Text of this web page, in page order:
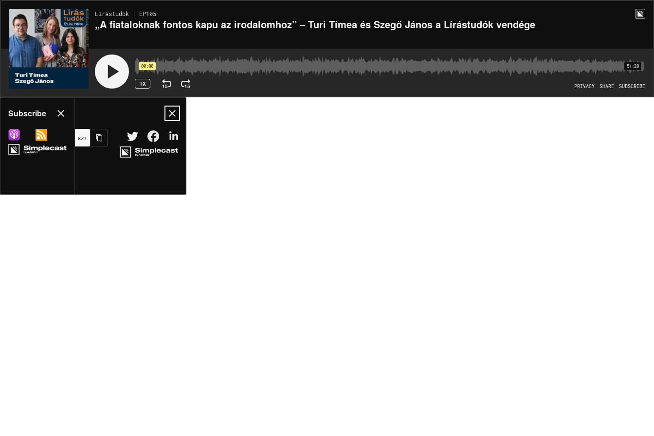
Lírástudók | EP105
„A fiataloknak fontos kapu az irodalomhoz” – Turi Tímea és Szegő János a Lírástudók vendége
00:00 51:20
1X 15 15 PRIVACY SHARE SUBSCRIBE
Share
MORE OPTIONS
Subscribe